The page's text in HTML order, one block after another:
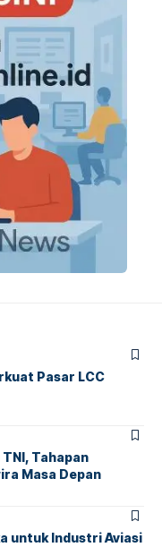
Pasar LCC
Tahapan
Masa Depan
untuk Industri Aviasi